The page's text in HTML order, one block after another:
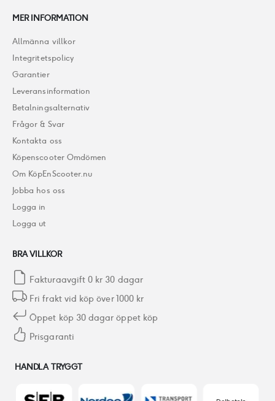
MER INFORMATION
Allmänna villkor
Integritetspolicy
Garantier
Leveransinformation
Betalningsalternativ
Frågor & Svar
Kontakta oss
Köpenscooter Omdömen
Om KöpEnScooter.nu
Jobba hos oss
Logga in
Logga ut
BRA VILLKOR
Fakturaavgift 0 kr 30 dagar
Fri frakt vid köp över 1000 kr
Öppet köp 30 dagar öppet köp
Prisgaranti
HANDLA TRYGGT